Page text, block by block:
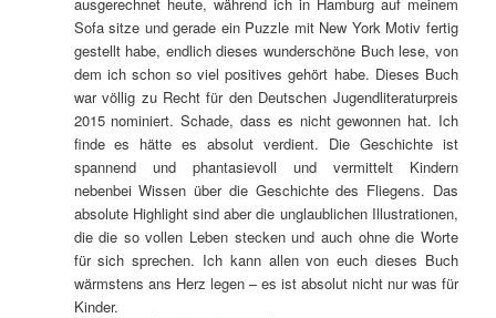
Sofa sitze und gerade ein Puzzle mit New York Motiv fertig
gestellt habe, endlich dieses wunderschöne Buch lese, von
dem ich schon so viel positives gehört habe. Dieses Buch
war völlig zu Recht für den Deutschen Jugendliteraturpreis
2015 nominiert. Schade, dass es nicht gewonnen hat. Ich
finde es hätte es absolut verdient. Die Geschichte ist
spannend und phantasievoll und vermittelt Kindern
nebenbei Wissen über die Geschichte des Fliegens. Das
absolute Highlight sind aber die unglaublichen Illustrationen,
die die so vollen Leben stecken und auch ohne die Worte
für sich sprechen. Ich kann allen von euch dieses Buch
wärmstens ans Herz legen – es ist absolut nicht nur was für
Kinder.